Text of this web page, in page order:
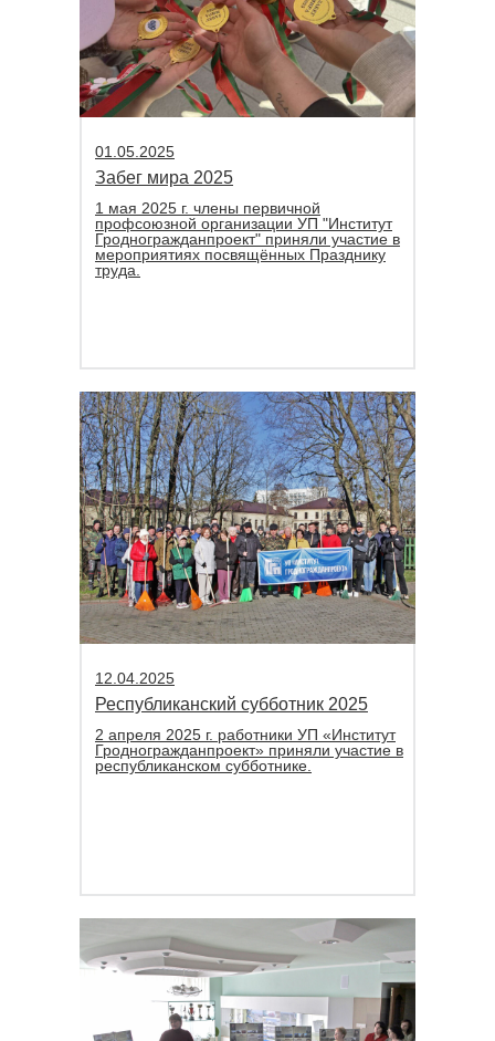
2 апреля 2025 г. работники УП «Институт
Гродногражданпроект» приняли участие в
республиканском субботнике.
Республиканский субботник 2025
12.04.2025
1 мая 2025 г. члены первичной
профсоюзной организации УП "Институт
Гродногражданпроект" приняли участие в
мероприятиях посвящённых Празднику
труда.
Забег мира 2025
01.05.2025